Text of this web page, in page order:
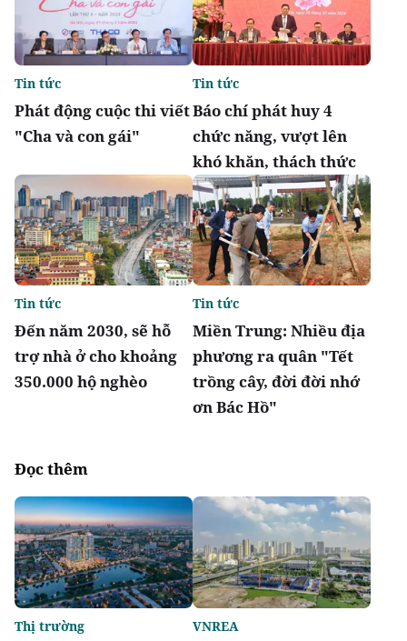
Phát động cuộc thi viết
"Cha và con gái"
Tin tức
Báo chí phát huy 4
chức năng, vượt lên
khó khăn, thách thức
Tin tức
Đến năm 2030, sẽ hỗ
trợ nhà ở cho khoảng
350.000 hộ nghèo
Tin tức
Miền Trung: Nhiều địa
phương ra quân "Tết
trồng cây, đời đời nhớ
ơn Bác Hồ"
Tin tức
Đọc thêm
Thị trường VNREA